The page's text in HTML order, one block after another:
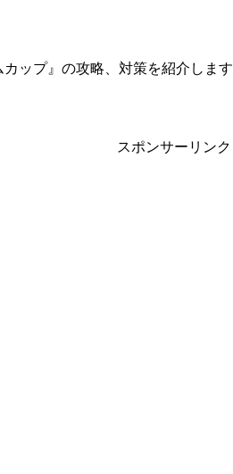
カップ』の攻略、対策を紹介します
スポンサーリンク